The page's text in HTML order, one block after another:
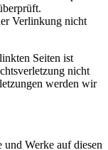
Verlinkung nicht
Seiten ist
nicht
werden wir
und Werke auf diesen